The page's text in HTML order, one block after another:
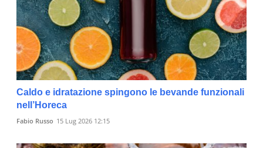
Caldo e idratazione spingono le bevande funzionali
nell’Horeca
Fabio Russo 15 Lug 2026 12:15